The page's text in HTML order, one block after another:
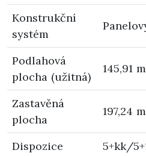
Konstrukční
systém
Podlahová
plocha (užitná)
145,91
Zastavěná
plocha
197,24
Dispozice
5+kk/